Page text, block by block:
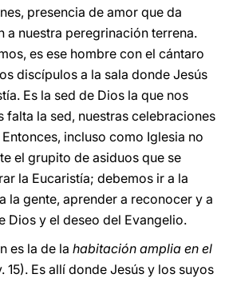
presencia de amor que da
a nuestra peregrinación terrena.
es ese hombre con el cántaro
discípulos a la sala donde Jesús
Es la sed de Dios la que nos
falta la sed, nuestras celebraciones
Entonces, incluso como Iglesia no
el grupito de asiduos que se
la Eucaristía; debemos ir a la
la gente, aprender a reconocer y a
Dios y el deseo del Evangelio.
es la de la habitación amplia en el
15). Es allí donde Jesús y los suyos